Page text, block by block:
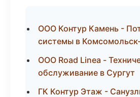
ООО Контур Камень -
системы в
ООО Road Linea -
обслуживание в Сургут
ГК Контур Этаж -